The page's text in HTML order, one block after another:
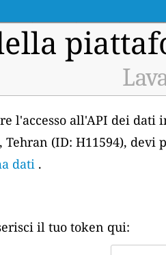
l'accesso all'API dei
Tehran (ID: H11594),
dati .
il tuo token qui: